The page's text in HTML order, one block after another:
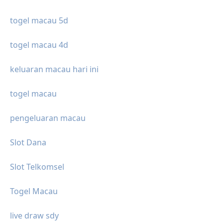
togel macau 5d
togel macau 4d
keluaran macau hari ini
togel macau
pengeluaran macau
Slot Dana
Slot Telkomsel
Togel Macau
live draw sdy